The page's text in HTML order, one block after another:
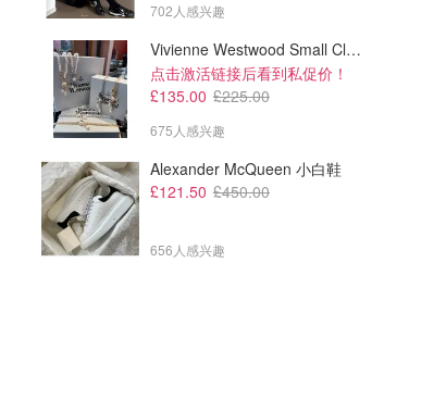
702人感兴趣
Vivienne Westwood Small Claude 珍珠项链
点击激活链接后看到私促价！
£135.00 £225.00
675人感兴趣
Alexander McQueen 小白鞋
£121.50 £450.00
656人感兴趣